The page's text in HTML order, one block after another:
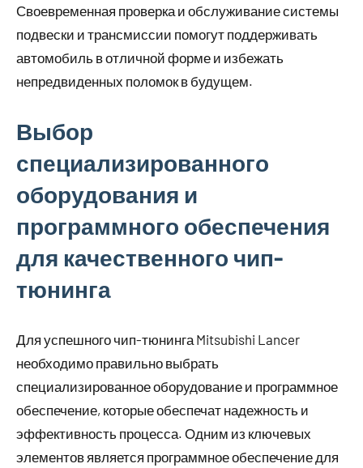
Своевременная проверка и обслуживание системы
подвески и трансмиссии помогут поддерживать
автомобиль в отличной форме и избежать
непредвиденных поломок в будущем.
Выбор
специализированного
оборудования и
программного обеспечения
для качественного чип-
тюнинга
Для успешного чип-тюнинга Mitsubishi Lancer
необходимо правильно выбрать
специализированное оборудование и программное
обеспечение, которые обеспечат надежность и
эффективность процесса. Одним из ключевых
элементов является программное обеспечение для